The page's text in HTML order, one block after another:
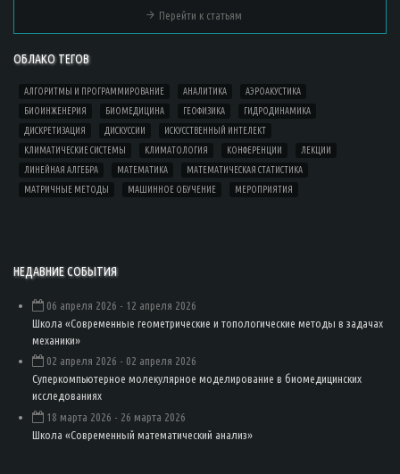
Перейти к статьям
ОБЛАКО ТЕГОВ
АЛГОРИТМЫ И ПРОГРАММИРОВАНИЕ АНАЛИТИКА
АЭРОАКУСТИКА
БИОИНЖЕНЕРИЯ
БИОМЕДИЦИНА ГЕОФИЗИКА
ГИДРОДИНАМИКА
ДИСКРЕТИЗАЦИЯ
ДИСКУССИИ
ИСКУССТВЕННЫЙ ИНТЕЛЕКТ
КЛИМАТИЧЕСКИЕ СИСТЕМЫ
КЛИМАТОЛОГИЯ КОНФЕРЕНЦИИ
ЛЕКЦИИ
ЛИНЕЙНАЯ АЛГЕБРА
МАТЕМАТИКА
МАТЕМАТИЧЕСКАЯ СТАТИСТИКА
МАТРИЧНЫЕ МЕТОДЫ
МАШИННОЕ ОБУЧЕНИЕ МЕРОПРИЯТИЯ
НЕДАВНИЕ СОБЫТИЯ
06 апреля 2026 - 12 апреля 2026
Школа «Современные геометрические и топологические методы в задачах
механики»
02 апреля 2026 - 02 апреля 2026
Суперкомпьютерное молекулярное моделирование в биомедицинских
исследованиях
18 марта 2026 - 26 марта 2026
Школа «Современный математический анализ»